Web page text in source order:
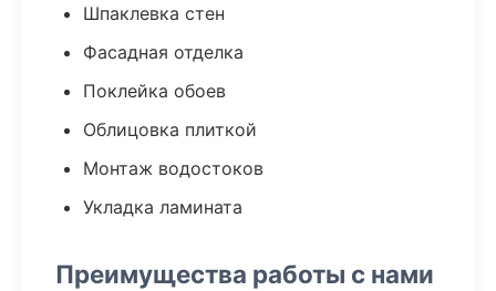
Шпаклевка стен
Фасадная отделка
Поклейка обоев
Облицовка плиткой
Монтаж водостоков
Укладка ламината
Преимущества работы с нами